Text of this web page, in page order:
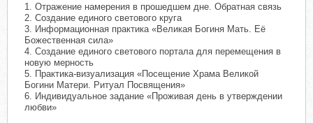
1. Отражение намерения в прошедшем дне. Обратная связь
2. Создание единого светового круга
3. Информационная практика «Великая Богиня Мать. Её
Божественная сила»
4. Создание единого светового портала для перемещения в
новую мерность
5. Практика-визуализация «Посещение Храма Великой
Богини Матери. Ритуал Посвящения»
6. Индивидуальное задание «Проживая день в утверждении
любви»